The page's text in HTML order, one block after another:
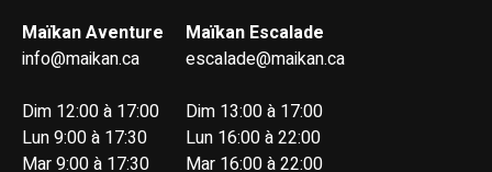
Maïkan Aventure
info@maikan.ca
Dim 12:00 à 17:00
Lun 9:00 à 17:30
Mar 9:00 à 17:30
Maïkan Escalade
escalade@maikan.ca
Dim 13:00 à 17:00
Lun 16:00 à 22:00
Mar 16:00 à 22:00